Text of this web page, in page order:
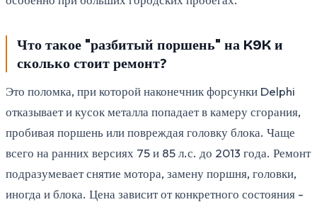
Что такое "разбитый поршень" на K9K и
сколько стоит ремонт?
Это поломка, при которой наконечник форсунки Delphi
отказывает и кусок металла попадает в камеру сгорания,
пробивая поршень или повреждая головку блока. Чаще
всего на ранних версиях 75 и 85 л.с. до 2013 года. Ремонт
подразумевает снятие мотора, замену поршня, головки,
иногда и блока. Цена зависит от конкретного состояния -